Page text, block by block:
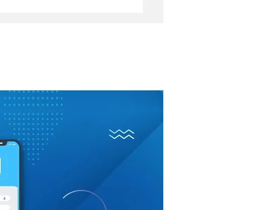
Ore eccedenti: perché a
luglio-agosto escono dal
cedolino NoiPA (e
quando, invece,
restano…)